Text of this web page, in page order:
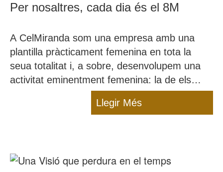
Per nosaltres, cada dia és el 8M
A CelMiranda som una empresa amb una
plantilla pràcticament femenina en tota la
seua totalitat i, a sobre, desenvolupem una
activitat eminentment femenina: la de els
cures dels infants. Per nosaltres, cada dia és
8M i reivindiquem el nostre paper i el de totes
Llegir Més